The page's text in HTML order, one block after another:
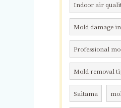
Indoor air
Mold damage
Professional
Mold removal
Saitama